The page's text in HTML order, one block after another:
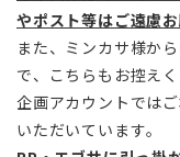
やポスト等はご遠慮お
また、ミンカサ様か
で、こちらもお控えく
企画アカウントでは
いただいています。